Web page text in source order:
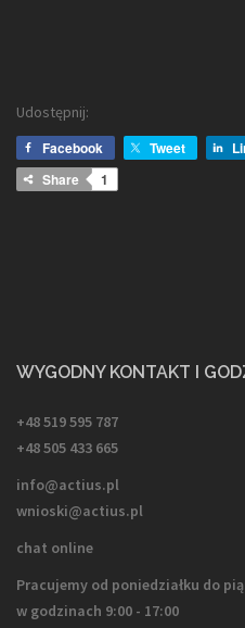
Udostępnij:
Facebook
Tweet
Share
1
WYGODNY KONTAKT I
+48 519 595 787
+48 505 433 665
info@actius.pl
wnioski@actius.pl
chat online
Pracujemy od poniedziałku do
w godzinach 9:00 - 17:00